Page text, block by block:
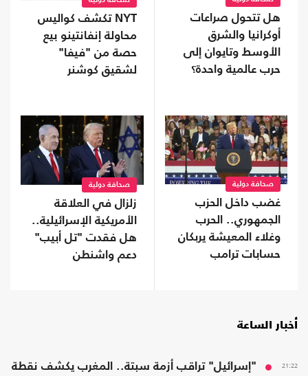
هل تتحول صراعات
أوكرانيا والشرق
الأوسط وتايوان إلى
حرب عالمية واحدة؟
NYT تكشف كواليس
محاولة إنفانتينو بيع
حصة من "فيفا"
لشقيق كوشنر
صحافة دولية
غضب داخل الحزب
الجمهوري.. الحرب
وغلاء المعيشة يربكان
حسابات ترامب
صحافة دولية
زلزال في العلاقة
الأمريكية الإسرائيلية..
هل فقدت "تل أبيب"
دعم واشنطن
أخبار الساعة
21:22 "إسرائيل" تراقب أزمة سبتة.. المغرب يكشف نقطة